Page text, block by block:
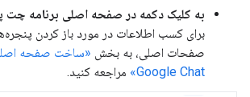
به کلیک دکمه در صفحه اصلی برنامه چت
برای کسب اطلاعات در مورد باز کردن
صفحات اصلی، به بخش «ساخت صفحه اصلی
Google Chat»
مراجعه کنید.